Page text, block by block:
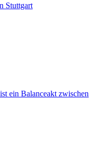
Stuttgart
ein Balanceakt zwischen